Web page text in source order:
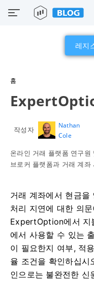
레지
홈
작성자
Nathan
Cole
온라인 거래 플랫폼 연구원
브로커 플랫폼과 거래 계좌
거래 계좌에서 현금을
처리 지연에 대한 의
ExpertOption에서 지
에서 사용할 수 있는
이 필요한지 여부, 적
율 조건을 확인하십시
인으로는 불완전한 신